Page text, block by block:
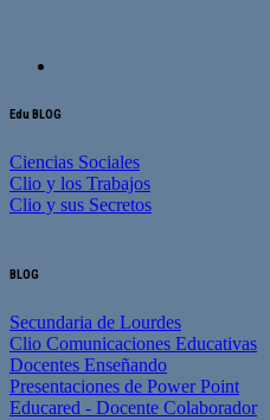
Edu BLOG
Ciencias Sociales
Clio y los Trabajos
Clio y sus Secretos
BLOG
Secundaria de Lourdes
Clio Comunicaciones Educativas
Docentes Enseñando
Presentaciones de Power Point
Educared - Docente Colaborador